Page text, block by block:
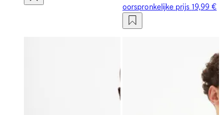
oorspronkelijke prijs 19,99 €